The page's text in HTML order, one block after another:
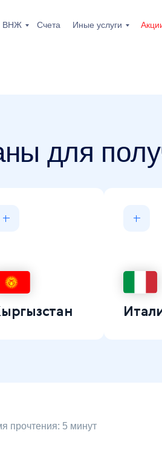
Иные услуги
ВНЖ Счета
для
прочтения: 5 минут